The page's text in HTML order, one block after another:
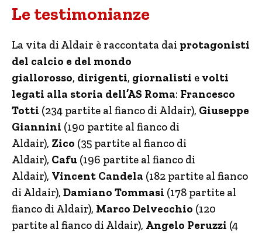
Le testimonianze
La vita di Aldair è raccontata dai protagonisti
del calcio e del mondo
giallorosso, dirigenti, giornalisti e volti
legati alla storia dell’AS Roma: Francesco
Totti (234 partite al fianco di Aldair), Giuseppe
Giannini (190 partite al fianco di
Aldair), Zico (35 partite al fianco di
Aldair), Cafu (196 partite al fianco di
Aldair), Vincent Candela (182 partite al fianco
di Aldair), Damiano Tommasi (178 partite al
fianco di Aldair), Marco Delvecchio (120
partite al fianco di Aldair), Angelo Peruzzi (4